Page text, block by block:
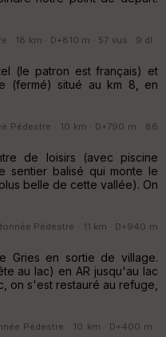
· 18 km · D+810 m · 57 vus · 9 dl ·
(le patron est français) et
(fermé) situé au km 8, en
Pédestre · 10 km · D+790 m · 86
de loisirs (avec piscine
sentier balisé qui monte le
belle de cette vallée). On
Pédestre · 11 km · D+940 m
Gries en sortie de village.
au lac) en AR jusqu'au lac
on s'est restauré au refuge,
Pédestre · 10 km · D+400 m ·